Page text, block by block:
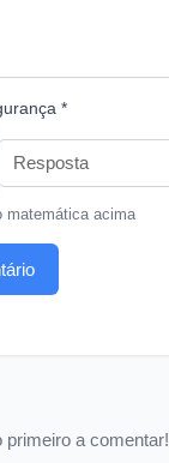
*
matemática acima
primeiro a comentar!